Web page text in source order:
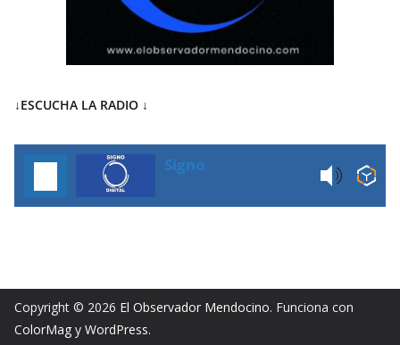
↓ESCUCHA LA RADIO ↓
Signo
Copyright © 2026 El Observador Mendocino. Funciona con
ColorMag y WordPress.